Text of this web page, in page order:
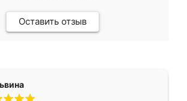
Оставить отзыв